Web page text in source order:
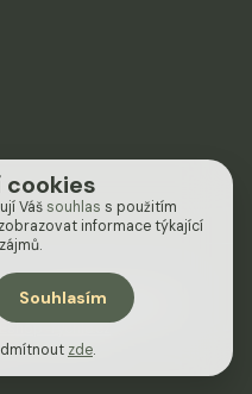
OndřejDvořák.com
Eshop-rychle.cz
cookies
Váš souhlas s použitím
informace týkající
Souhlasím
zde.